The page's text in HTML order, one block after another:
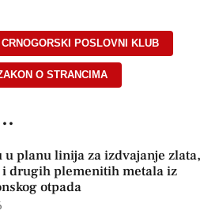
POSLOVNI KLUB
O STRANCIMA
u planu linija za izdvajanje zlata,
drugih plemenitih metala iz
otpada